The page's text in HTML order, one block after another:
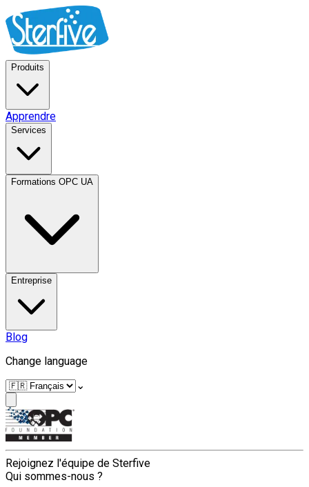
Produits
Apprendre
Services
Formations OPC UA
Entreprise
Blog
Change language
⌄
Rejoignez l'équipe de Sterfive
Qui sommes-nous ?